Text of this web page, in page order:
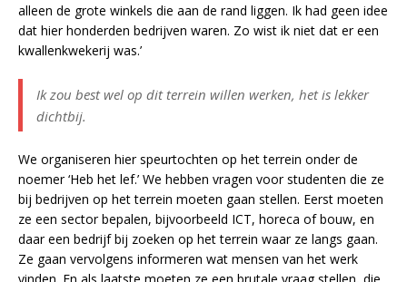
alleen de grote winkels die aan de rand liggen. Ik had geen idee
dat hier honderden bedrijven waren. Zo wist ik niet dat er een
kwallenkwekerij was.’
Ik zou best wel op dit terrein willen werken, het is lekker
dichtbij.
We organiseren hier speurtochten op het terrein onder de
noemer ‘Heb het lef.’ We hebben vragen voor studenten die ze
bij bedrijven op het terrein moeten gaan stellen. Eerst moeten
ze een sector bepalen, bijvoorbeeld ICT, horeca of bouw, en
daar een bedrijf bij zoeken op het terrein waar ze langs gaan.
Ze gaan vervolgens informeren wat mensen van het werk
vinden. En als laatste moeten ze een brutale vraag stellen, die